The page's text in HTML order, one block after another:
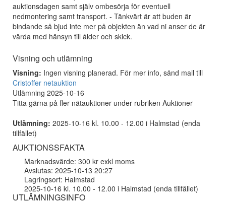
auktionsdagen samt själv ombesörja för eventuell
nedmontering samt transport. - Tänkvärt är att buden är
bindande så bjud inte mer på objekten än vad ni anser de är
värda med hänsyn till ålder och skick.
Visning och utlämning
Visning: Ingen visning planerad. För mer info, sänd mail till
Cristoffer netauktion
Utlämning 2025-10-16
Titta gärna på fler nätauktioner under rubriken Auktioner
Utlämning: 2025-10-16 kl. 10.00 - 12.00 i Halmstad (enda
tillfället)
AUKTIONSSFAKTA
Marknadsvärde: 300 kr exkl moms
Avslutas: 2025-10-13 20:27
Lagringsort: Halmstad
2025-10-16 kl. 10.00 - 12.00 i Halmstad (enda tillfället)
UTLÄMNINGSINFO